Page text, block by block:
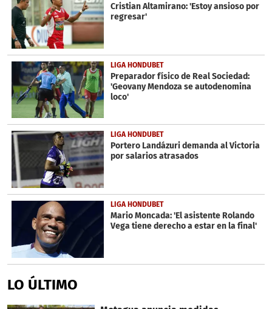
Cristian Altamirano: 'Estoy ansioso por
regresar'
LIGA HONDUBET
Preparador físico de Real Sociedad:
'Geovany Mendoza se autodenomina
loco'
LIGA HONDUBET
Portero Landázuri demanda al Victoria
por salarios atrasados
LIGA HONDUBET
Mario Moncada: 'El asistente Rolando
Vega tiene derecho a estar en la final'
LO ÚLTIMO